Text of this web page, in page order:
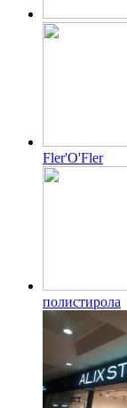
Fler'O'Fler
полистирола